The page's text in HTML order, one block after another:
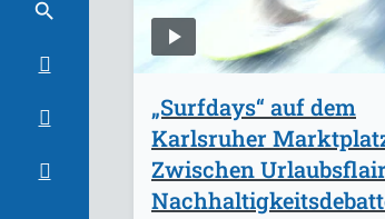
„Surfdays“ auf dem
Karlsruher
Zwischen